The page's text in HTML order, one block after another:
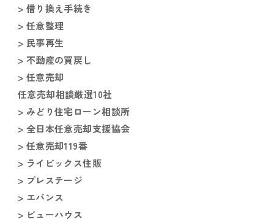
> 借り換え手続き
> 任意整理
> 民事再生
> 不動産の買戻し
> 任意売却
任意売却相談厳選10社
> みどり住宅ローン相談所
> 全日本任意売却支援協会
> 任意売却119番
> ライビックス住販
> プレステージ
> エバンス
> ビューハウス